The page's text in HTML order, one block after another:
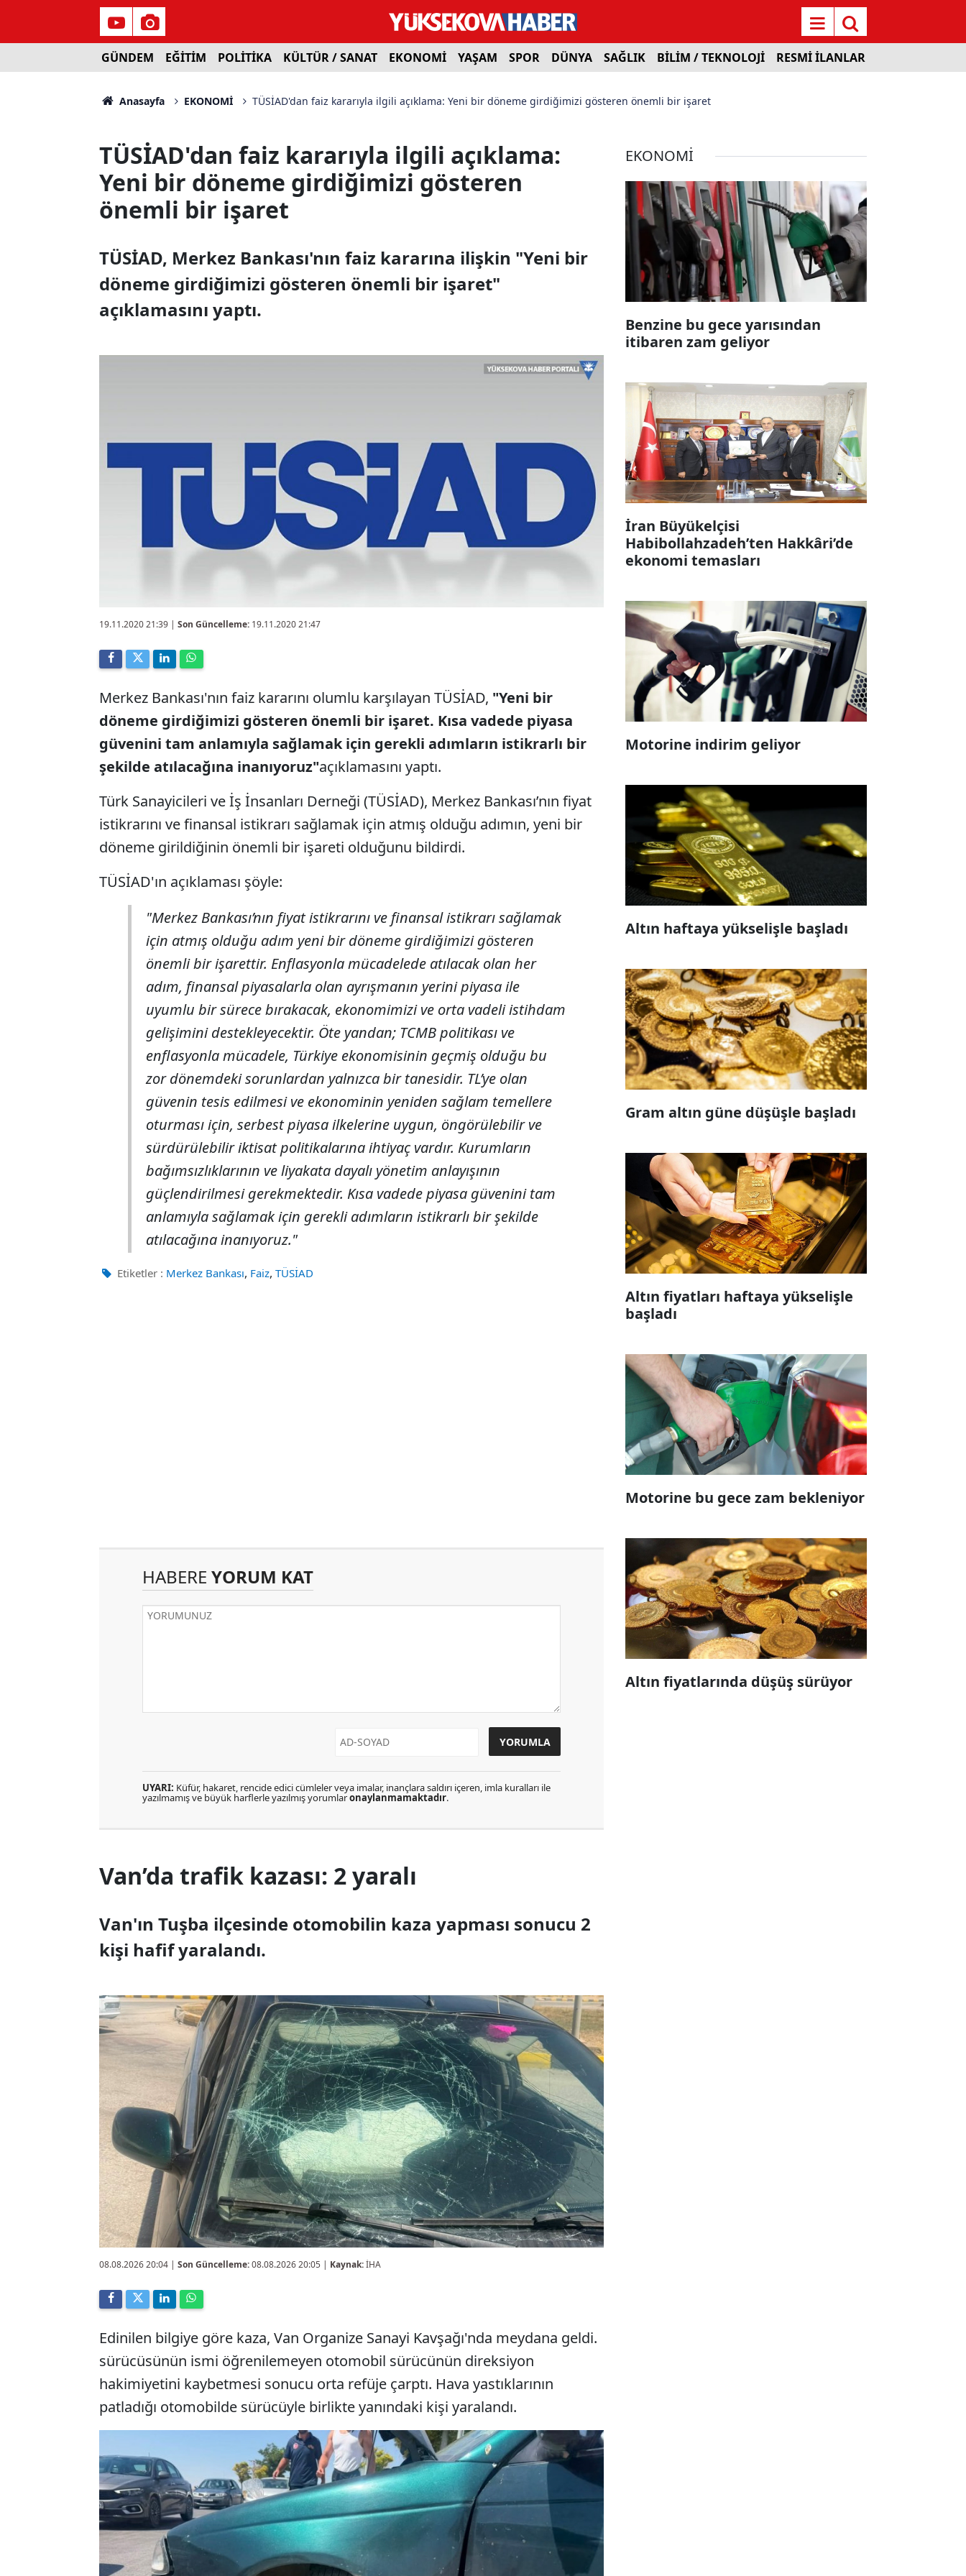
GÜNDEM EĞİTİM POLİTİKA KÜLTÜR / SANAT EKONOMİ YAŞAM SPOR DÜNYA SAĞLIK BİLİM / TEKNOLOJİ RESMİ İLANLAR
Anasayfa EKONOMİ TÜSİAD'dan faiz kararıyla ilgili açıklama: Yeni bir döneme girdiğimizi gösteren önemli bir işaret
TÜSİAD'dan faiz kararıyla ilgili açıklama:
Yeni bir döneme girdiğimizi gösteren
önemli bir işaret
TÜSİAD, Merkez Bankası'nın faiz kararına ilişkin "Yeni bir
döneme girdiğimizi gösteren önemli bir işaret"
açıklamasını yaptı.
19.11.2020 21:39 | Son Güncelleme: 19.11.2020 21:47
Merkez Bankası'nın faiz kararını olumlu karşılayan TÜSİAD, "Yeni bir
döneme girdiğimizi gösteren önemli bir işaret. Kısa vadede piyasa
güvenini tam anlamıyla sağlamak için gerekli adımların istikrarlı bir
şekilde atılacağına inanıyoruz"açıklamasını yaptı.
Türk Sanayicileri ve İş İnsanları Derneği (TÜSİAD), Merkez Bankası’nın fiyat
istikrarını ve finansal istikrarı sağlamak için atmış olduğu adımın, yeni bir
döneme girildiğinin önemli bir işareti olduğunu bildirdi.
TÜSİAD'ın açıklaması şöyle:
"Merkez Bankası’nın fiyat istikrarını ve finansal istikrarı sağlamak
için atmış olduğu adım yeni bir döneme girdiğimizi gösteren
önemli bir işarettir. Enflasyonla mücadelede atılacak olan her
adım, finansal piyasalarla olan ayrışmanın yerini piyasa ile
uyumlu bir sürece bırakacak, ekonomimizi ve orta vadeli istihdam
gelişimini destekleyecektir. Öte yandan; TCMB politikası ve
enflasyonla mücadele, Türkiye ekonomisinin geçmiş olduğu bu
zor dönemdeki sorunlardan yalnızca bir tanesidir. TL’ye olan
güvenin tesis edilmesi ve ekonominin yeniden sağlam temellere
oturması için, serbest piyasa ilkelerine uygun, öngörülebilir ve
sürdürülebilir iktisat politikalarına ihtiyaç vardır. Kurumların
bağımsızlıklarının ve liyakata dayalı yönetim anlayışının
güçlendirilmesi gerekmektedir. Kısa vadede piyasa güvenini tam
anlamıyla sağlamak için gerekli adımların istikrarlı bir şekilde
atılacağına inanıyoruz."
Etiketler : Merkez Bankası, Faiz, TÜSİAD
HABERE YORUM KAT
UYARI: Küfür, hakaret, rencide edici cümleler veya imalar, inançlara saldırı içeren, imla kuralları ile
yazılmamış ve büyük harflerle yazılmış yorumlaronaylanmamaktadır.
Van’da trafik kazası: 2 yaralı
Van'ın Tuşba ilçesinde otomobilin kaza yapması sonucu 2
kişi hafif yaralandı.
08.08.2026 20:04 | Son Güncelleme:08.08.2026 20:05 | Kaynak:İHA
Edinilen bilgiye göre kaza, Van Organize Sanayi Kavşağı'nda meydana geldi.
sürücüsünün ismi öğrenilemeyen otomobil sürücünün direksiyon
hakimiyetini kaybetmesi sonucu orta refüje çarptı. Hava yastıklarının
patladığı otomobilde sürücüyle birlikte yanındaki kişi yaralandı.
EKONOMİ
Benzine bu gece yarısından
itibaren zam geliyor
İran Büyükelçisi
Habibollahzadeh’ten Hakkâri’de
ekonomi temasları
Motorine indirim geliyor
Altın haftaya yükselişle başladı
Gram altın güne düşüşle başladı
Altın fiyatları haftaya yükselişle
başladı
Motorine bu gece zam bekleniyor
Altın fiyatlarında düşüş sürüyor